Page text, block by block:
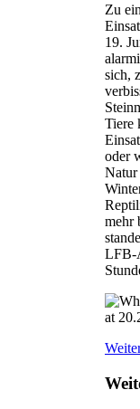
Zu
19.
sich,
Tiere
oder
Natur
mehr
LFB-